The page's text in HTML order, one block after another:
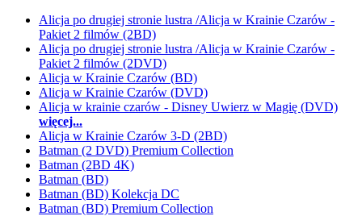
Alicja po drugiej stronie lustra /Alicja w Krainie Czarów -
Pakiet 2 filmów (2BD)
Alicja po drugiej stronie lustra /Alicja w Krainie Czarów -
Pakiet 2 filmów (2DVD)
Alicja w Krainie Czarów (BD)
Alicja w Krainie Czarów (DVD)
Alicja w krainie czarów - Disney Uwierz w Magię (DVD)
więcej...
Alicja w Krainie Czarów 3-D (2BD)
Batman (2 DVD) Premium Collection
Batman (2BD 4K)
Batman (BD)
Batman (BD) Kolekcja DC
Batman (BD) Premium Collection